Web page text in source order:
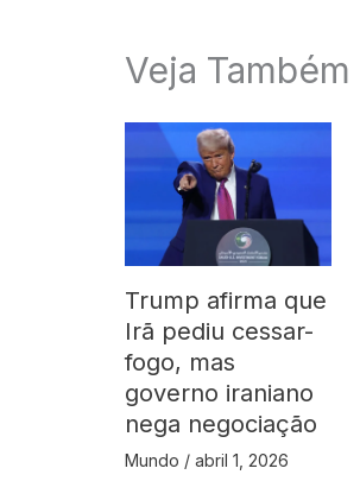
Veja Também
Trump afirma que
Irã pediu cessar-
fogo, mas
governo iraniano
nega negociação
Mundo / abril 1, 2026